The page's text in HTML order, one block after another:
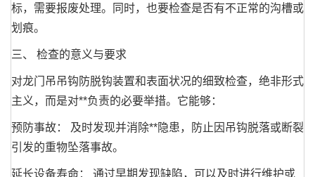
标，需要报废处理。同时，也要检查是否有不正常的沟槽或
划痕。
三、 检查的意义与要求
对龙门吊吊钩防脱钩装置和表面状况的细致检查，绝非形式
主义，而是对**负责的必要举措。它能够：
预防事故： 及时发现并消除**隐患，防止因吊钩脱落或断裂
引发的重物坠落事故。
延长设备寿命： 通过早期发现缺陷，可以及时进行维护或